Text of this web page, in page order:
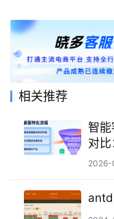
相关推荐
智能
对